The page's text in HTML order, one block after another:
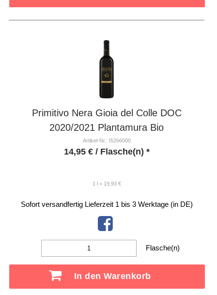
Primitivo Nera Gioia del Colle DOC
2020/2021 Plantamura Bio
Artikel-Nr.: I5266000
14,95 €/ Flasche(n) *
1 l = 19,93 €
Sofort versandfertig Lieferzeit 1 bis 3 Werktage (in DE)
Flasche(n)
In den Warenkorb